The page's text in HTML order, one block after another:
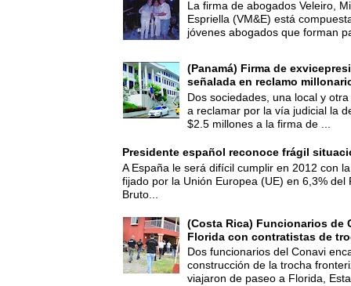
La firma de abogados Veleiro,
Espriella (VM&E) está
jóvenes abogados que forman
(Panamá) Firma de
señalada en reclamo
Dos sociedades, una local y
a reclamar por la vía judicial la
$2.5 millones a la firma de ...
Presidente español reconoce frágil
A España le será difícil cumplir en 2012 con
fijado por la Unión Europea (UE) en 6,3% del
Bruto...
(Costa Rica) Funcionarios de
Florida con contratistas de
Dos funcionarios del Conavi
construcción de la trocha
viajaron de paseo a Florida,